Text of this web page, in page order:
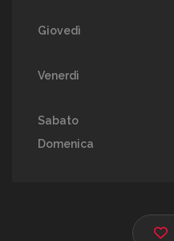
Giovedì
Venerdì
Sabato
Domenica